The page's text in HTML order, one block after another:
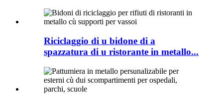
Riciclaggio di u bidone di a
spazzatura di u ristorante in metallo...